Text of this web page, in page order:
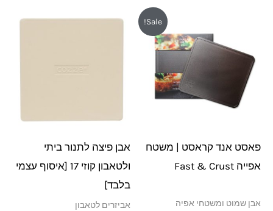
Sale!
פאסט אנד קראסט | משטח
אפייה Fast & Crust
אבן שמוט ומשטחי אפיה
₪319.
הוא:
₪229.
אבן פיצה לתנור ביתי
ולטאבון קוזי 17 [איסוף עצמי
בלבד]
אביזרים לטאבון